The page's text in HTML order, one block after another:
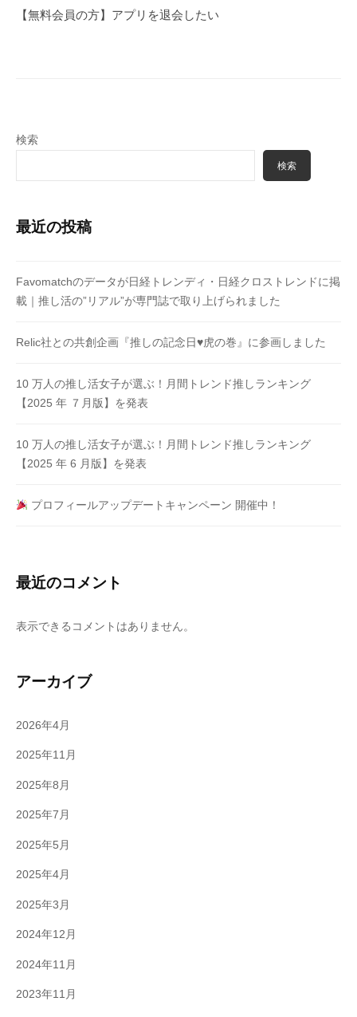
ゲ
【無料会員の方】アプリを退会したい
検索
検索
最近の投稿
Favomatchのデータが日経トレンディ・日経クロストレンドに掲
載｜推し活の”リアル”が専門誌で取り上げられました
Relic社との共創企画『推しの記念日♥虎の巻』に参画しました
10 万⼈の推し活⼥⼦が選ぶ！月間トレンド推しランキング
【2025 年 ７⽉版】を発表
10 万⼈の推し活⼥⼦が選ぶ！月間トレンド推しランキング
【2025 年 6 ⽉版】を発表
プロフィールアップデートキャンペーン 開催中！
最近のコメント
表示できるコメントはありません。
アーカイブ
2026年4月
2025年11月
2025年8月
2025年7月
2025年5月
2025年4月
2025年3月
2024年12月
2024年11月
2023年11月